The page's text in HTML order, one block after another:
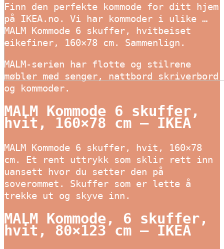
Finn den perfekte kommode for ditt hjem
på IKEA.no. Vi har kommoder i ulike …
MALM Kommode 6 skuffer, hvitbeiset
eikefiner, 160×78 cm. Sammenlign.
MALM-serien har flotte og stilrene
møbler med senger, nattbord skriverbord
og kommoder.
MALM Kommode 6 skuffer,
hvit, 160×78 cm – IKEA
MALM Kommode 6 skuffer, hvit, 160×78
cm. Et rent uttrykk som sklir rett inn
uansett hvor du setter den på
soverommet. Skuffer som er lette å
trekke ut og skyve inn.
MALM Kommode, 6 skuffer,
hvit, 80×123 cm – IKEA